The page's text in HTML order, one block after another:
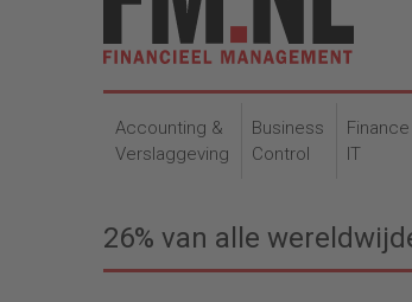
Accounting &
Verslaggeving
Business
Control
IT
26% van alle